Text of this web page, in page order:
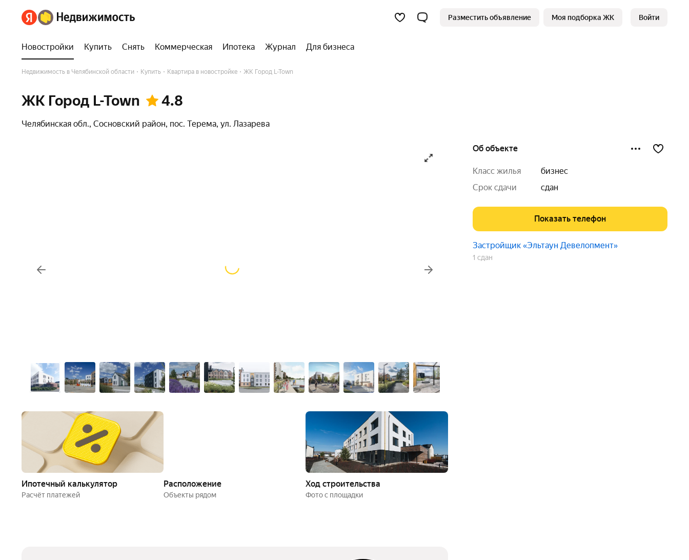
Разместить объявление Моя подборка ЖК Войти
Новостройки Купить Снять Коммерческая Ипотека Журнал Для бизнеса
Недвижимость в Челябинской области Купить Квартира в новостройке ЖК Город L-Town
ЖК Город L-Town 4.8
Челябинская обл., Сосновский район, пос. Терема, ул. Лазарева
Ипотечный калькулятор
Расчёт платежей
Расположение
Объекты рядом
Ход строительства
Фото с площадки
Об объекте
класс жилья
бизнес
срок сдачи
сдан
Показать телефон
Застройщик «Эльтаун Девелопмент»
1 сдан
Участники строительства